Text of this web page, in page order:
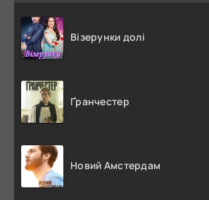
Візерунки долі
Ґранчестер
Новий Амстердам